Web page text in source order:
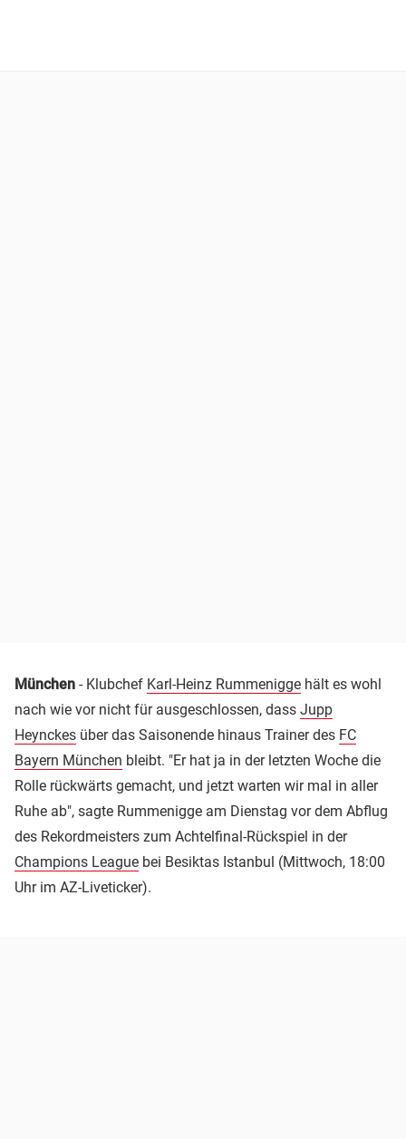
München - Klubchef Karl-Heinz Rummenigge hält es wohl
nach wie vor nicht für ausgeschlossen, dass Jupp
Heynckes über das Saisonende hinaus Trainer des FC
Bayern München bleibt. "Er hat ja in der letzten Woche die
Rolle rückwärts gemacht, und jetzt warten wir mal in aller
Ruhe ab", sagte Rummenigge am Dienstag vor dem Abflug
des Rekordmeisters zum Achtelfinal-Rückspiel in der
Champions League bei Besiktas Istanbul (Mittwoch, 18:00
Uhr im AZ-Liveticker).